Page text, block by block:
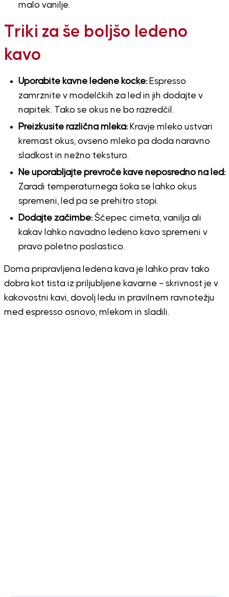
malo vanilje.
Triki za še boljšo ledeno
kavo
Uporabite kavne ledene kocke:Espresso
zamrznite v modelčkih za led in jih dodajte v
napitek. Tako se okus ne bo razredčil.
Preizkusite različna mleka:Kravje mleko ustvari
kremast okus, ovseno mleko pa doda naravno
sladkost in nežno teksturo.
Ne uporabljajte prevroče kave neposredno na led:
Zaradi temperaturnega šoka se lahko okus
spremeni, led pa se prehitro stopi.
Dodajte začimbe:Ščepec cimeta, vanilja ali
kakav lahko navadno ledeno kavo spremeni v
pravo poletno poslastico.
Doma pripravljena ledena kava je lahko prav tako
dobra kot tista iz priljubljene kavarne – skrivnost je v
kakovostni kavi, dovolj ledu in pravilnem ravnotežju
med espresso osnovo, mlekom in sladili.